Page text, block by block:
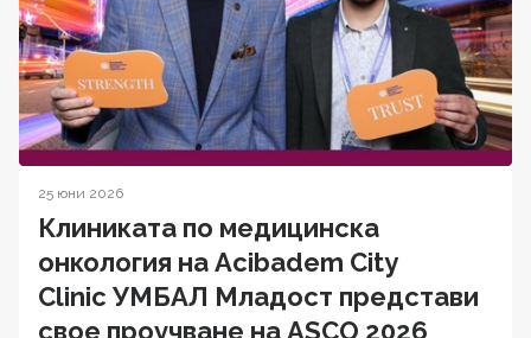
25 юни 2026
Клиниката по медицинска
онкология на Acibadem City
Clinic УМБАЛ Младост представи
свое проучване на ASCO 2026